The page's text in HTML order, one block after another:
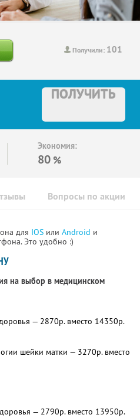
Получили: 101
ПОЛУЧИТЬ
Экономия:
80 %
Вопросы по акции
для IOS или Android и
Это удобно :)
на выбор в медицинском
— 2870р. вместо 14350р.
шейки матки — 3270р. вместо
— 2790р. вместо 13950р.